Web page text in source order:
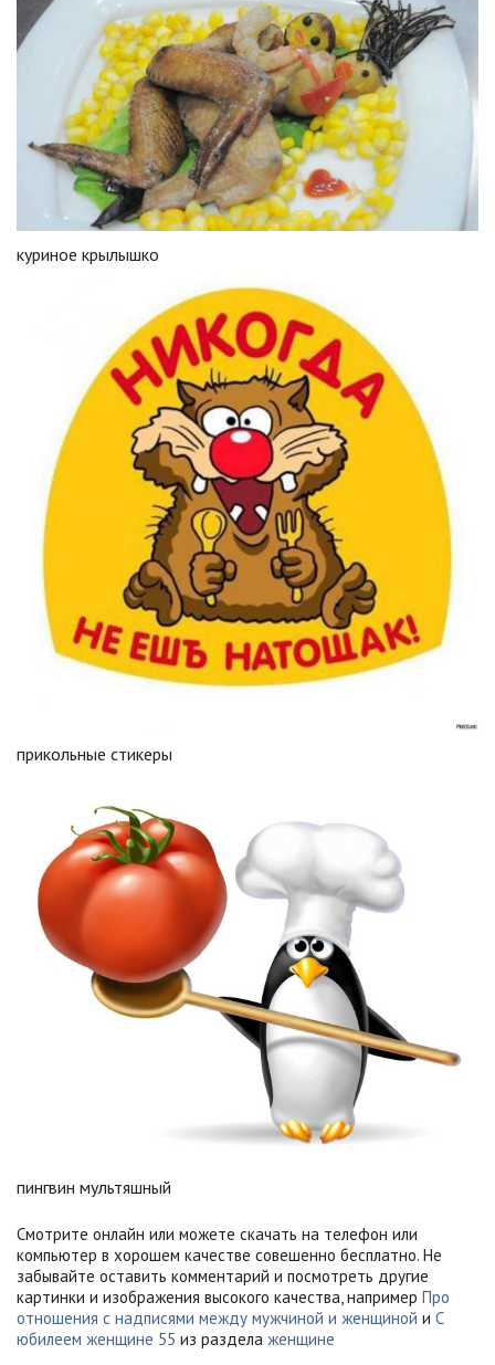
куриное крылышко
прикольные стикеры
пингвин мультяшный
Смотрите онлайн или можете скачать на телефон или
компьютер в хорошем качестве совешенно бесплатно. Не
забывайте оставить комментарий и посмотреть другие
картинки и изображения высокого качества, например Про
отношения с надписями между мужчиной и женщиной и С
юбилеем женщине 55 из раздела женщине